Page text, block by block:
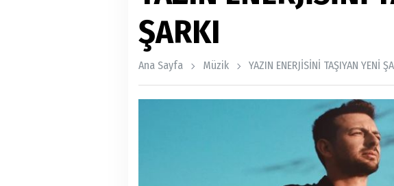
ŞARKI
Ana Sayfa Müzik YAZIN ENERJİSİNİ TAŞIYAN YENİ